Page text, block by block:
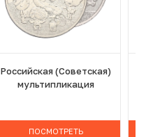
Российская (Советская)
мультипликация
ПОСМОТРЕТЬ